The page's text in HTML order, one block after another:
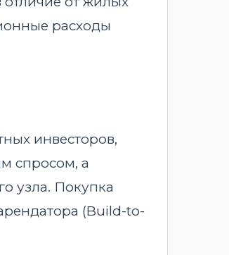
расходы
инвесторов,
спросом, а
узла. Покупка
(Build-to-